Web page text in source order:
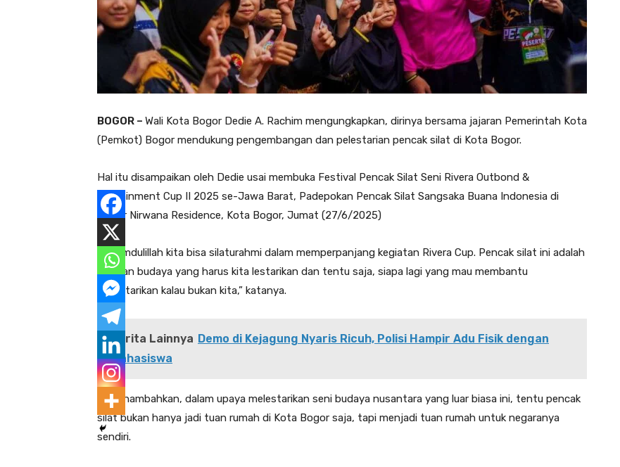
BOGOR – Wali Kota Bogor Dedie A. Rachim mengungkapkan, dirinya bersama jajaran Pemerintah Kota
(Pemkot) Bogor mendukung pengembangan dan pelestarian pencak silat di Kota Bogor.
Hal itu disampaikan oleh Dedie usai membuka Festival Pencak Silat Seni Rivera Outbond &
Edutainment Cup II 2025 se-Jawa Barat, Padepokan Pencak Silat Sangsaka Buana Indonesia di
Bogor Nirwana Residence, Kota Bogor, Jumat (27/6/2025)
“Alhamdulillah kita bisa silaturahmi dalam memperpanjang kegiatan Rivera Cup. Pencak silat ini adalah
warisan budaya yang harus kita lestarikan dan tentu saja, siapa lagi yang mau membantu
melestarikan kalau bukan kita,” katanya.
Berita Lainnya Demo di Kejagung Nyaris Ricuh, Polisi Hampir Adu Fisik dengan
Mahasiswa
Ia menambahkan, dalam upaya melestarikan seni budaya nusantara yang luar biasa ini, tentu pencak
silat bukan hanya jadi tuan rumah di Kota Bogor saja, tapi menjadi tuan rumah untuk negaranya
sendiri.